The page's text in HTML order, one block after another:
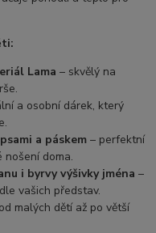
Lama – skvělý na
a osobní dárek, který
a páskem – perfektní
doma.
i byrvy výšivky jména –
vašich představ.
malých dětí až po větší